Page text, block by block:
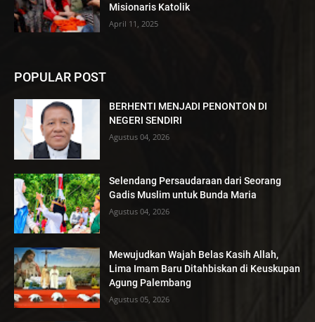
Misionaris Katolik
April 11, 2025
POPULAR POST
BERHENTI MENJADI PENONTON DI
NEGERI SENDIRI
Agustus 04, 2026
Selendang Persaudaraan dari Seorang
Gadis Muslim untuk Bunda Maria
Agustus 04, 2026
Mewujudkan Wajah Belas Kasih Allah,
Lima Imam Baru Ditahbiskan di Keuskupan
Agung Palembang
Agustus 05, 2026